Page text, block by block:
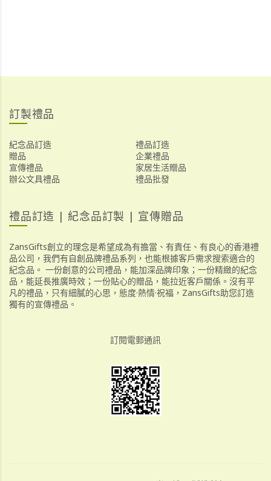
訂製禮品
紀念品訂造
禮品訂造
贈品
企業禮品
宣傳禮品
家居生活贈品
辦公文具禮品
禮品批發
禮品訂造 | 紀念品訂製 | 宣傳贈品
ZansGifts創立的理念是希望成為有擔當、有責任、有良心的香港禮
品公司，我們有自創品牌禮品系列，也能根據客戶需求搜索適合的
紀念品。 一份創意的公司禮品，能加深品牌印象；一份精緻的紀念
品，能延長推廣時效；一份貼心的贈品，能拉近客戶關係。沒有平
凡的禮品，只有細膩的心思，態度·熱情·祝福，ZansGifts助您訂造
獨有的宣傳禮品。
訂閱電郵通訊